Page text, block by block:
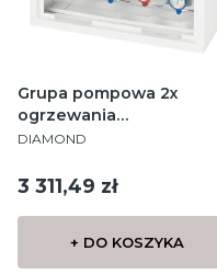
Grupa pompowa 2x
ogrzewania
podłogowego Grundfos
PRODUCENT
DIAMOND
Cena
3 311,49 zł
+ DO KOSZYKA